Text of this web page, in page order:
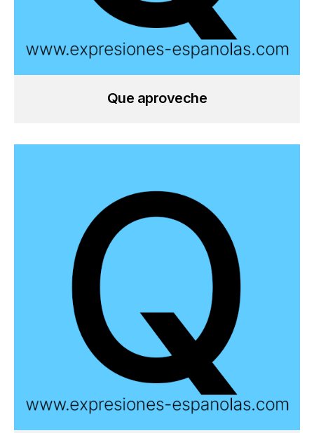
Que aproveche